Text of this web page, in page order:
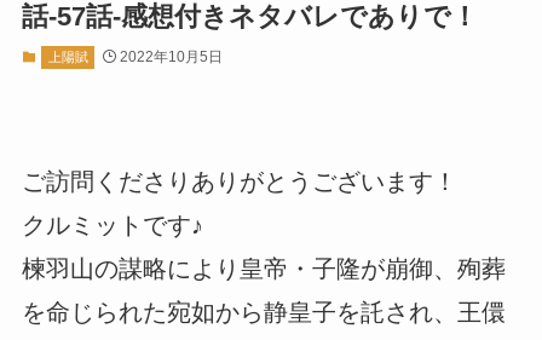
話-57話-感想付きネタバレでありで！
上陽賦 2022年10月5日
ご訪問くださりありがとうございます！
クルミットです♪
楝羽山の謀略により皇帝・子隆が崩御、殉葬
を命じられた宛如から静皇子を託され、王儇